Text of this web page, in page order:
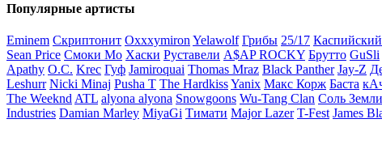
Популярные артисты
Eminem Скриптонит Oxxxymiron Yelawolf Грибы 25/17
Sean Price Смоки Мо Хаски Руставели A$AP ROCKY Брутто GuSli
Apathy O.C. Krec Гуф Jamiroquai Thomas Mraz Black Panther Jay-Z
Leshurr Nicki Minaj Pusha T The HardkissYanix Макс Корж Баста
The Weeknd ATL alyona alyona Snowgoons Wu-Tang Clan Соль Земли
Industries Damian Marley MiyaGi Тимати Major Lazer T-Fest James